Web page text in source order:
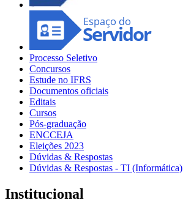
Processo Seletivo
Concursos
Estude no IFRS
Documentos oficiais
Editais
Cursos
Pós-graduação
ENCCEJA
Eleições 2023
Dúvidas & Respostas
Dúvidas & Respostas - TI (Informática)
Institucional